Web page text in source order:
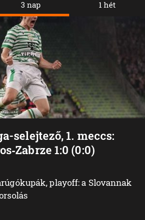
3 nap
selejtező, 1. meccs:
1:0 (0:0)
playoff: a Slovannak
1 hét